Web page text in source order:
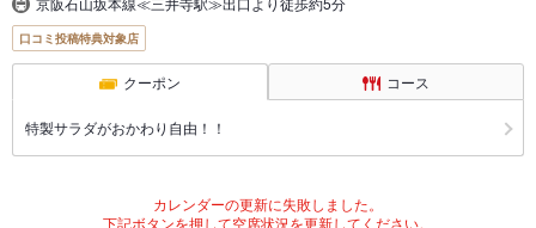
口コミ投稿特典対象店
クーポン コース
特製サラダがおかわり自由！！
カレンダーの更新に失敗しました。
下記ボタンを押して空席状況を更新してください。